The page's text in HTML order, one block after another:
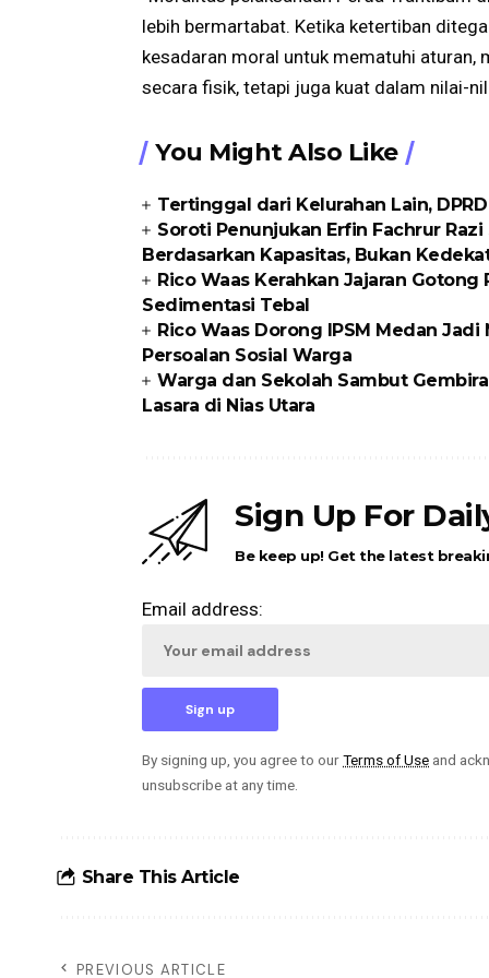
lebih bermartabat. Ketika ketertiban
kesadaran moral untuk mematuhi aturan,
secara fisik, tetapi juga kuat dalam nilai-
You Might Also Like
Tertinggal dari Kelurahan Lain,
Soroti Penunjukan Erfin Fachrur
Berdasarkan Kapasitas, Bukan
Rico Waas Kerahkan Jajaran
Sedimentasi Tebal
Rico Waas Dorong IPSM Medan
Persoalan Sosial Warga
Warga dan Sekolah Sambut
Lasara di Nias Utara
Sign Up For
Be keep up! Get the latest
Email address:
By signing up, you agree to ourTerms of Use and
unsubscribe at any time.
Share This Article
PREVIOUS ARTICLE